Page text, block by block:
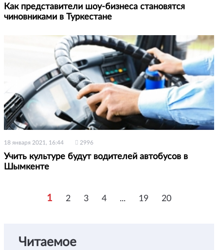
Как представители шоу-бизнеса становятся
чиновниками в Туркестане
18 января 2021, 16:44 2996
Учить культуре будут водителей автобусов в
Шымкенте
1 2 3 4 ... 19 20
Читаемое